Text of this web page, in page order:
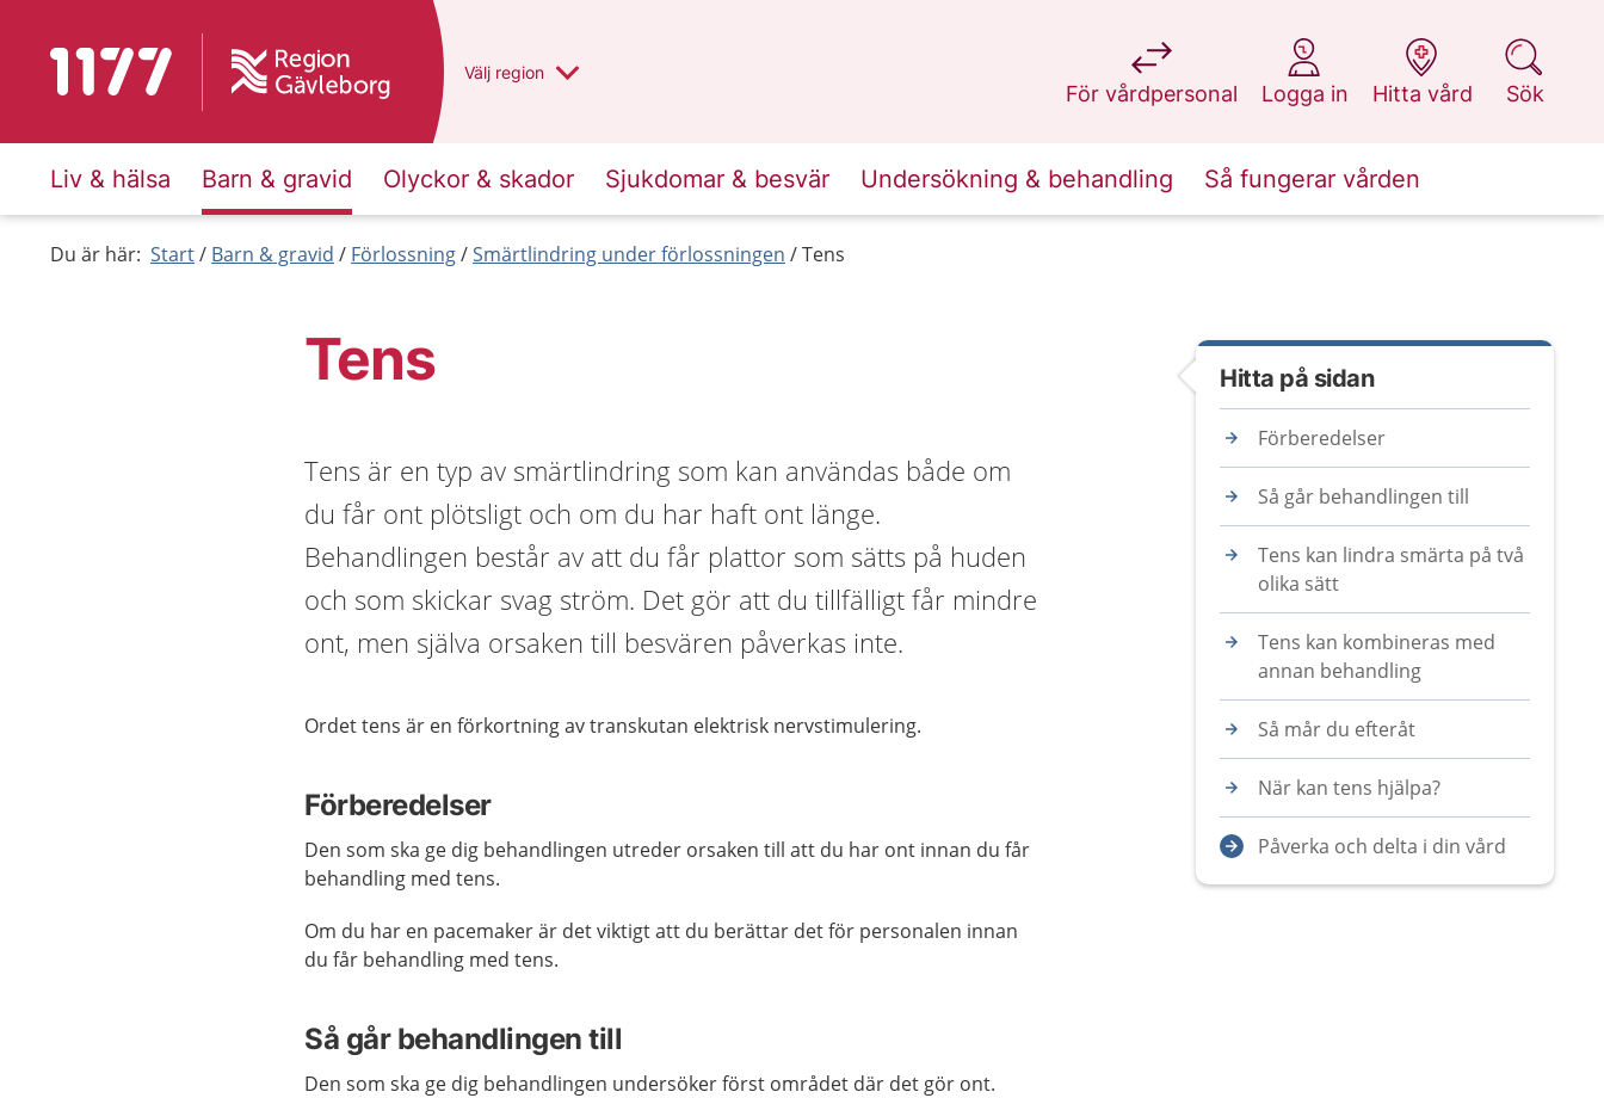
Till startsidan för 1177 Du har valt region
Välj en annan
region
För vårdpersonal
på 1177.se
Logga in
på 1177.se
Hitta vård
på 1177.se
Sök
på 1177.se
Liv & hälsa Barn & gravid Olyckor & skador Sjukdomar & besvär Undersökning & behandling Så fungerar vården
Du är här: Start Barn & gravid Förlossning Smärtlindring under förlossningen Tens
Tens
Tens är en typ av smärtlindring som kan användas både om
du får ont plötsligt och om du har haft ont länge.
Behandlingen består av att du får plattor som sätts på huden
och som skickar svag ström. Det gör att du tillfälligt får mindre
ont, men själva orsaken till besvären påverkas inte.
Ordet tens är en förkortning av transkutan elektrisk nervstimulering.
Förberedelser
Den som ska ge dig behandlingen utreder orsaken till att du har ont innan du får
behandling med tens.
Om du har en pacemaker är det viktigt att du berättar det för personalen innan
du får behandling med tens.
Så går behandlingen till
Den som ska ge dig behandlingen undersöker först området där det gör ont.
Hitta på sidan
Förberedelser
Så går behandlingen till
Tens kan lindra smärta på två
olika sätt
Tens kan kombineras med
annan behandling
Så mår du efteråt
När kan tens hjälpa?
Påverka och delta i din vård